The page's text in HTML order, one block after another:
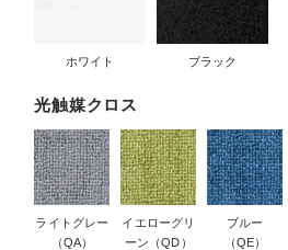
ホワイト ブラック
光触媒クロス
ライトグレー
（QA）
イエローグリ
ーン（QD）
ブルー
（QE）